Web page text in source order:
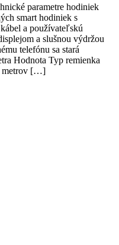
parametre hodiniek
smart hodiniek s
a používateľskú
a slušnou výdržou
telefónu sa stará
Hodnota Typ remienka
metrov […]